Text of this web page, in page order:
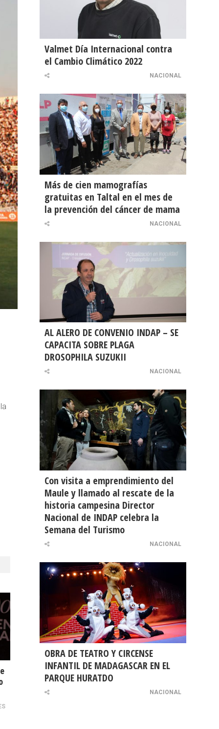
Valmet Día Internacional contra
el Cambio Climático 2022
NACIONAL
Más de cien mamografías
gratuitas en Taltal en el mes de
la prevención del cáncer de mama
NACIONAL
AL ALERO DE CONVENIO INDAP – SE
CAPACITA SOBRE PLAGA
DROSOPHILA SUZUKII
NACIONAL
Con visita a emprendimiento del
Maule y llamado al rescate de la
historia campesina Director
Nacional de INDAP celebra la
Semana del Turismo
NACIONAL
OBRA DE TEATRO Y CIRCENSE
INFANTIL DE MADAGASCAR EN EL
PARQUE HURATDO
NACIONAL